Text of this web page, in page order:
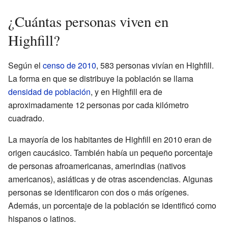
¿Cuántas personas viven en
Highfill?
Según el censo de 2010, 583 personas vivían en Highfill.
La forma en que se distribuye la población se llama
densidad de población, y en Highfill era de
aproximadamente 12 personas por cada kilómetro
cuadrado.
La mayoría de los habitantes de Highfill en 2010 eran de
origen caucásico. También había un pequeño porcentaje
de personas afroamericanas, amerindias (nativos
americanos), asiáticas y de otras ascendencias. Algunas
personas se identificaron con dos o más orígenes.
Además, un porcentaje de la población se identificó como
hispanos o latinos.